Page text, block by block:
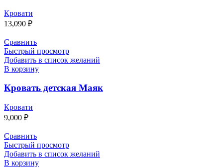
Кровати
13,090 ₽
Сравнить
Быстрый просмотр
Добавить в список желаний
В корзину
Кровать детская Маяк
Кровати
9,000 ₽
Сравнить
Быстрый просмотр
Добавить в список желаний
В корзину